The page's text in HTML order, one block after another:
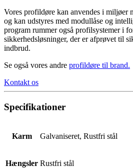
Vores profildøre kan anvendes i miljøer
og kan udstyres med modullåse og
program rummer også profilsystemer i
sikkerhedsløsninger, der er afprøvet til
indbrud.
Se også vores andre profildøre til brand.
Kontakt os
Specifikationer
Karm Galvaniseret, Rustfri stål
Hængsler Rustfri stål